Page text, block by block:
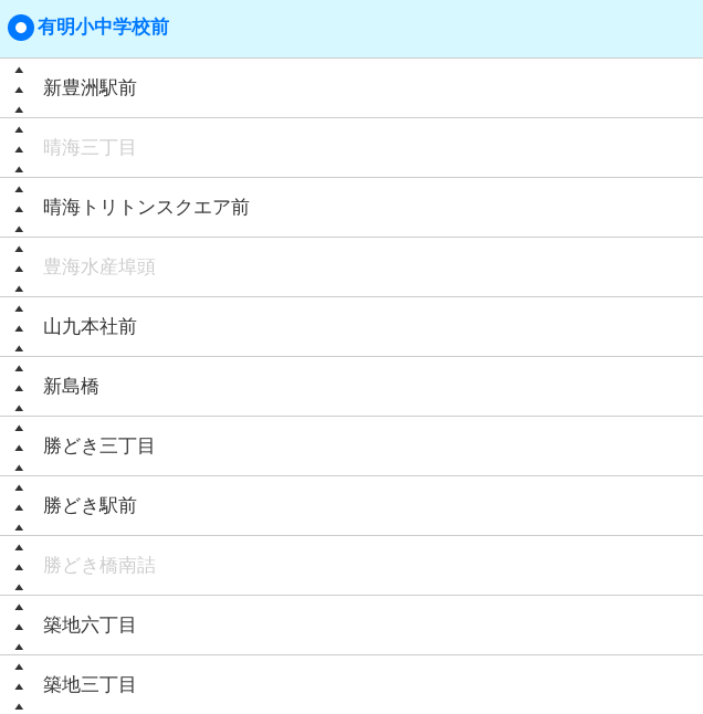
有明小中学校前
新豊洲駅前
晴海三丁目
晴海トリトンスクエア前
豊海水産埠頭
山九本社前
新島橋
勝どき三丁目
勝どき駅前
勝どき橋南詰
築地六丁目
築地三丁目